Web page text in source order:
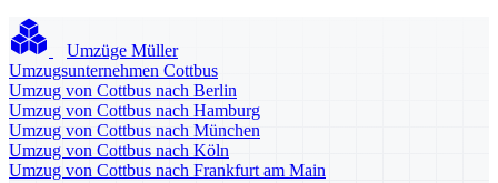
Umzüge Müller
Umzugsunternehmen Cottbus
Umzug von Cottbus nach Berlin
Umzug von Cottbus nach Hamburg
Umzug von Cottbus nach München
Umzug von Cottbus nach Köln
Umzug von Cottbus nach Frankfurt am Main